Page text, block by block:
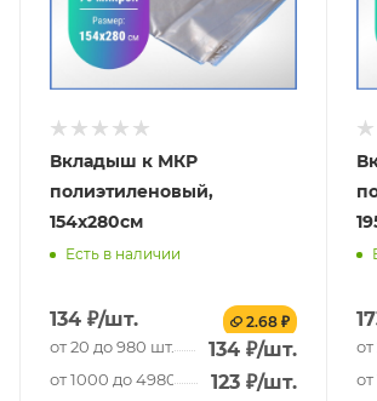
Вкладыш к МКР
полиэтиленовый,
154х280см
Есть в наличии
134 ₽/шт. 2.68 ₽
от 20 до 980 шт. 134 ₽/шт.
от 1000 до 4980 шт. 123 ₽/шт.